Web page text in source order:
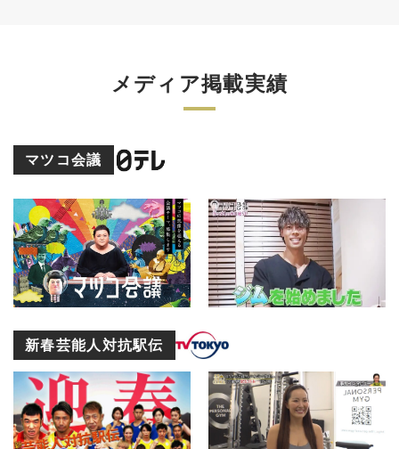
メディア掲載実績
マツコ会議
新春芸能人対抗駅伝